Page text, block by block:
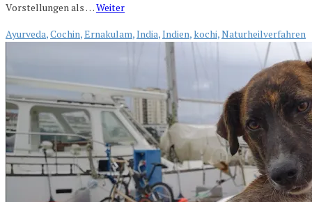
Vorstellungen als …Weiter
Ayurveda,Cochin,Ernakulam,India,Indien, kochi,Naturheilverfahren